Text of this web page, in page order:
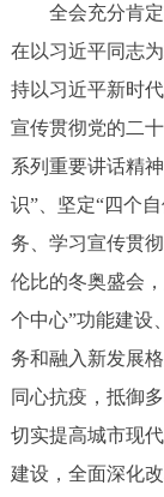
多语种
ENGLISH
DEUTSCH
全会充分肯定
在以习近平同志
持以习近平新时
宣传贯彻党的二
系列重要讲话精
识”、坚定“四个
务、学习宣传贯
伦比的冬奥盛会
个中心”功能建设
务和融入新发展
同心抗疫，抵御
切实提高城市现
建设，全面深化